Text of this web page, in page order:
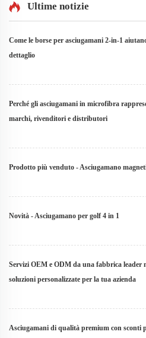
Ultime notizie
Come le borse per asciugamani 2-in-1
dettaglio
Perché gli asciugamani in microfibra
marchi, rivenditori e distributori
Prodotto più venduto - Asciugamano
Novità - Asciugamano per golf 4 in 1
Servizi OEM e ODM da una fabbrica leader
soluzioni personalizzate per la tua azienda
Asciugamani di qualità premium con sconti